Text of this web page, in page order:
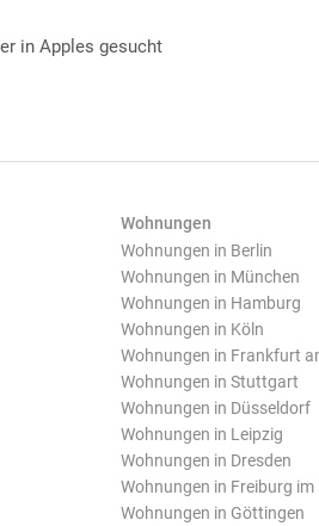
in Apples gesucht
Wohnungen
Wohnungen in Berlin
Wohnungen in München
Wohnungen in Hamburg
Wohnungen in Köln
Wohnungen in Frankfurt
Wohnungen in Stuttgart
Wohnungen in Düsseldorf
Wohnungen in Leipzig
Wohnungen in Dresden
Wohnungen in Freiburg im
Wohnungen in Göttingen